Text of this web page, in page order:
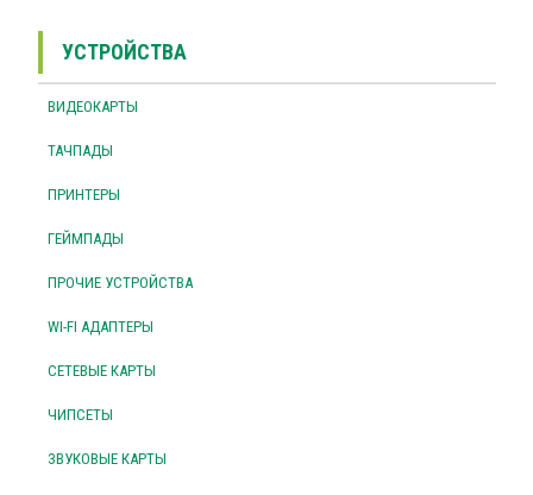
УСТРОЙСТВА
ВИДЕОКАРТЫ
ТАЧПАДЫ
ПРИНТЕРЫ
ГЕЙМПАДЫ
ПРОЧИЕ УСТРОЙСТВА
WI-FI АДАПТЕРЫ
СЕТЕВЫЕ КАРТЫ
ЧИПСЕТЫ
ЗВУКОВЫЕ КАРТЫ